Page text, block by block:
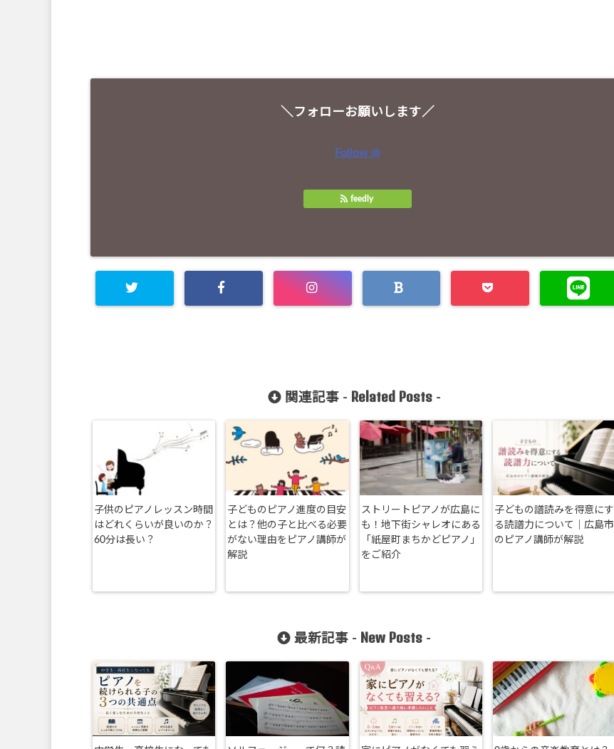
＼フォローお願いします／
Follow @
feedly
関連記事 - Related Posts-
子供のピアノレッスン時間
はどれくらいが良いのか？
60分は長い？
子どものピアノ進度の目安
とは？他の子と比べる必要
がない理由をピアノ講師が
解説
ストリートピアノが広島に
も！地下街シャレオにある
「紙屋町まちかどピアノ」
をご紹介
子どもの譜読みを得意にす
る読譜力について｜広島市
のピアノ講師が解説
最新記事 - New Posts -